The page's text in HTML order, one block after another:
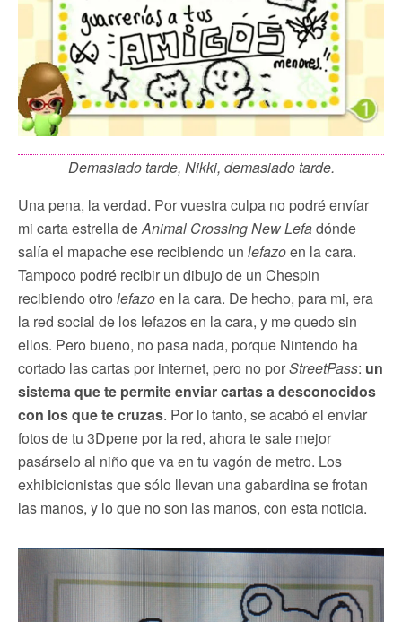
Demasiado tarde, Nikki, demasiado tarde.
Una pena, la verdad. Por vuestra culpa no podré envíar
mi carta estrella deAnimal Crossing New Lefadónde
salía el mapache ese recibiendo un lefazoen la cara.
Tampoco podré recibir un dibujo de un Chespin
recibiendo otro lefazoen la cara. De hecho, para mi, era
la red social de los lefazos en la cara, y me quedo sin
ellos. Pero bueno, no pasa nada, porque Nintendo ha
cortado las cartas por internet, pero no porStreetPass: un
sistema que te permite enviar cartas a desconocidos
con los que te cruzas. Por lo tanto, se acabó el enviar
fotos de tu 3Dpene por la red, ahora te sale mejor
pasárselo al niño que va en tu vagón de metro. Los
exhibicionistas que sólo llevan una gabardina se frotan
las manos, y lo que no son las manos, con esta noticia.